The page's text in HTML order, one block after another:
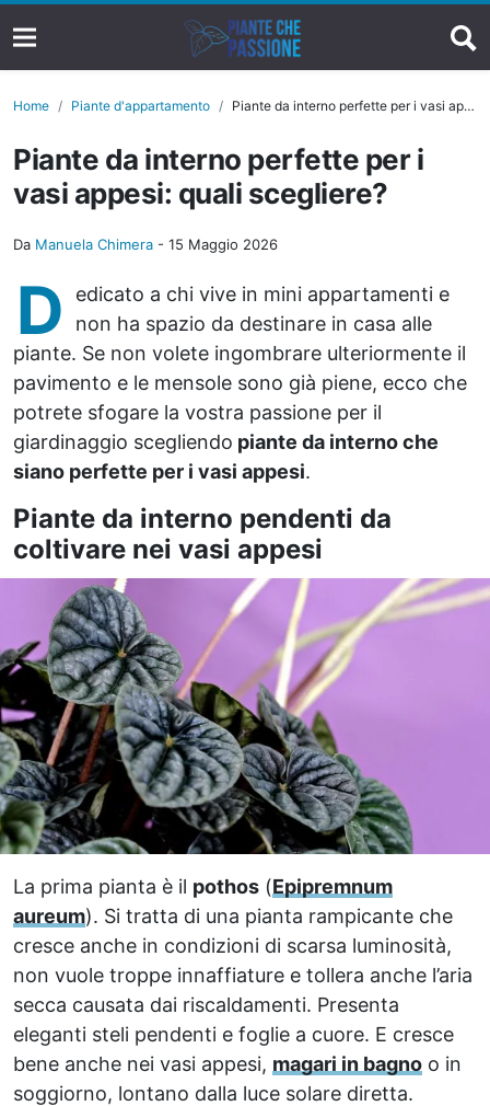
Home Piante d'appartamento Piante da interno perfette per i vasi appesi: quali scegliere?
Piante da interno perfette per i
vasi appesi: quali scegliere?
Da Manuela Chimera - 15 Maggio 2026
D
edicato a chi vive in mini appartamenti e
non ha spazio da destinare in casa alle
piante. Se non volete ingombrare ulteriormente il
pavimento e le mensole sono già piene, ecco che
potrete sfogare la vostra passione per il
giardinaggio scegliendo piante da interno che
siano perfette per i vasi appesi.
Piante da interno pendenti da
coltivare nei vasi appesi
La prima pianta è il pothos (Epipremnum
aureum). Si tratta di una pianta rampicante che
cresce anche in condizioni di scarsa luminosità,
non vuole troppe innaffiature e tollera anche l’aria
secca causata dai riscaldamenti. Presenta
eleganti steli pendenti e foglie a cuore. E cresce
bene anche nei vasi appesi, magari in bagno o in
soggiorno, lontano dalla luce solare diretta.